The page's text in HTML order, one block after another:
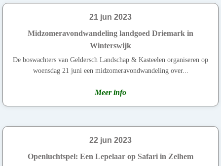
21 jun 2023
Midzomeravondwandeling landgoed Driemark in
Winterswijk
De boswachters van Geldersch Landschap & Kasteelen organiseren op
woensdag 21 juni een midzomeravondwandeling over...
Meer info
22 jun 2023
Openluchtspel: Een Lepelaar op Safari in Zelhem